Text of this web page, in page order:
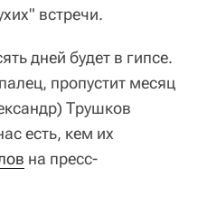
встречи.
дней будет в гипсе.
пропустит месяц
Трушков
есть, кем их
на пресс-